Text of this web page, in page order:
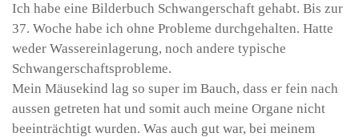
Ich habe eine Bilderbuch Schwangerschaft gehabt. Bis zur
37. Woche habe ich ohne Probleme durchgehalten. Hatte
weder Wassereinlagerung, noch andere typische
Schwangerschaftsprobleme.
Mein Mäusekind lag so super im Bauch, dass er fein nach
aussen getreten hat und somit auch meine Organe nicht
beeinträchtigt wurden. Was auch gut war, bei meinem